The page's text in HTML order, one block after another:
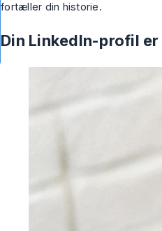
fortæller din historie.
Din LinkedIn-profil